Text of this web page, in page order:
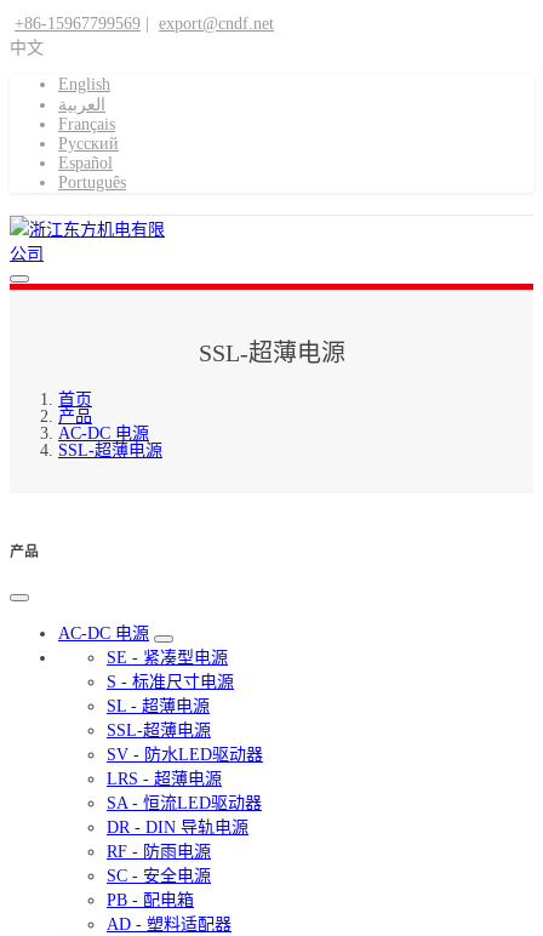
+86-15967799569
export@cndf.net
中文
English
العربية
Français
Pусский
Español
Português
SSL-超薄电源
首页
产品
AC-DC 电源
SSL-超薄电源
产品
AC-DC 电源
SE - 紧凑型电源
S - 标准尺寸电源
SL - 超薄电源
SSL-超薄电源
SV - 防水LED驱动器
LRS - 超薄电源
SA - 恒流LED驱动器
DR - DIN 导轨电源
RF - 防雨电源
SC - 安全电源
PB - 配电箱
AD - 塑料适配器